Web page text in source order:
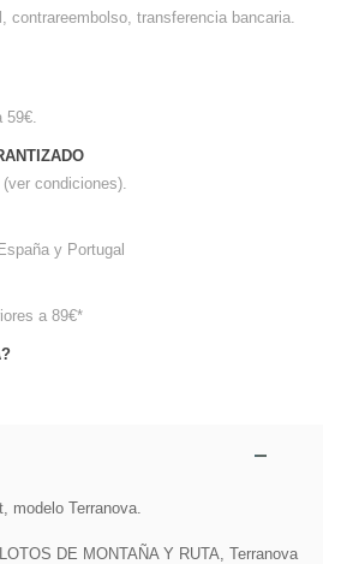
contrareembolso, transferencia bancaria.
59€.
condiciones).
y Portugal
a 89€*
modelo Terranova.
DE MONTAÑA Y RUTA, Terranova